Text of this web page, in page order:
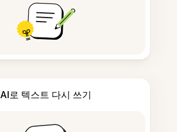
AI로 텍스트 다시 쓰기